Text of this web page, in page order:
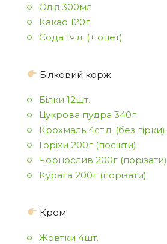
Олія 300мл
Какао 120г
Сода 1ч.л. (+ оцет)
Білковий корж
Білки 12шт.
Цукрова пудра 340г
Крохмаль 4ст.л. (без гірки).
Горіхи 200г (посікти)
Чорнослив 200г (порізати)
Курага 200г (порізати)
Крем
Жовтки 4шт.